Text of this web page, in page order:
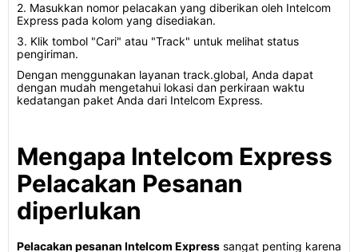
2. Masukkan nomor pelacakan yang diberikan oleh Intelcom
Express pada kolom yang disediakan.
3. Klik tombol "Cari" atau "Track" untuk melihat status
pengiriman.
Dengan menggunakan layanan track.global, Anda dapat
dengan mudah mengetahui lokasi dan perkiraan waktu
kedatangan paket Anda dari Intelcom Express.
Mengapa Intelcom Express
Pelacakan Pesanan
diperlukan
Pelacakan pesanan Intelcom Express sangat penting karena